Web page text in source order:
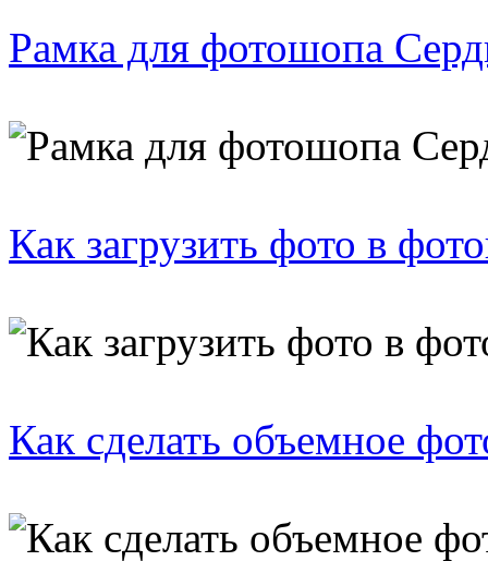
Рамка для фотошопа
Как загрузить фото в
Как сделать объемное